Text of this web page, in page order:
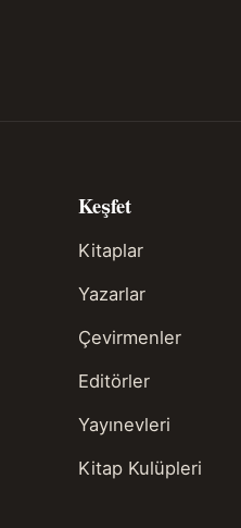
Keşfet
Kitaplar
Yazarlar
Çevirmenler
Editörler
Yayınevleri
Kitap Kulüpleri